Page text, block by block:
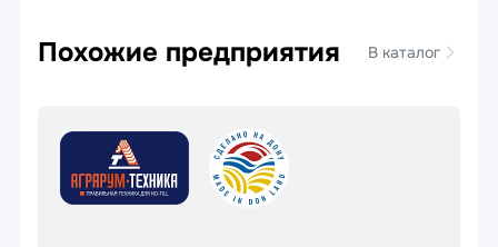
Похожие предприятия В каталог